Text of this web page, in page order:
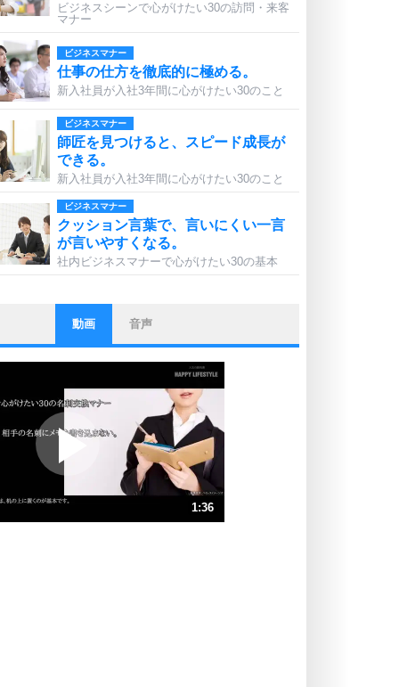
ビジネスシーンで心がけたい30の訪問・来客
マナー
ビジネスマナー
仕事の仕方を徹底的に極める。
新入社員が入社3年間に心がけたい30のこと
ビジネスマナー
師匠を見つけると、スピード成長が
できる。
新入社員が入社3年間に心がけたい30のこと
ビジネスマナー
クッション言葉で、言いにくい一言
が言いやすくなる。
社内ビジネスマナーで心がけたい30の基本
ストレス対策
他人と比べない。
いっそのこと、他人を見ない。
プラス思考
ポジティブになれない原因は、行動
しないから。
ポジティブ思考になる30の方法
ストレス対策
動画 音声
1:36